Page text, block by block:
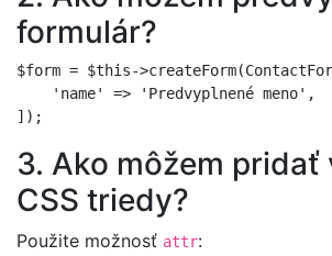
formulár?
$form = $this-
    'name' => 'Predvyplnené meno',
3. Ako môžem pridať
CSS triedy?
Použite možnosť attr: